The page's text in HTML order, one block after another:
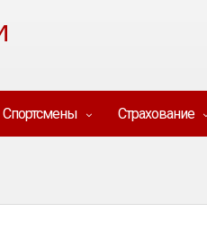
Спортсмены Страхование